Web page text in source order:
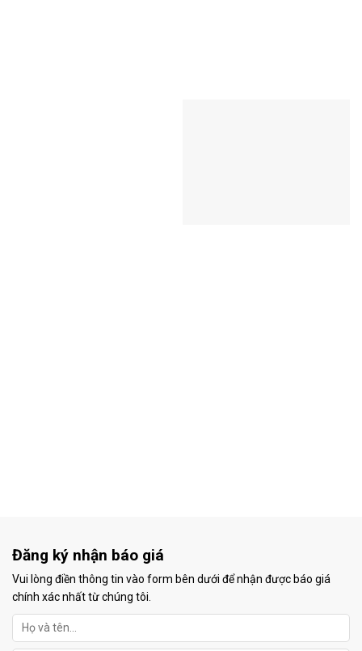
Đăng ký nhận báo giá
Vui lòng điền thông tin vào form bên dưới để nhận được báo giá
chính xác nhất từ chúng tôi.